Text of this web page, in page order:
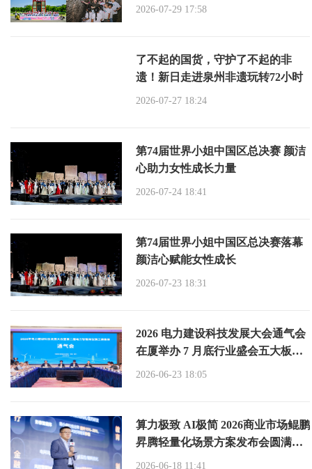
2026-07-29 17:58
了不起的国货，守护了不起的非
遗！新日走进泉州非遗玩转72小时
2026-07-27 18:24
第74届世界小姐中国区总决赛 颜洁
心助力女性成长力量
2026-07-24 18:41
第74届世界小姐中国区总决赛落幕
颜洁心赋能女性成长
2026-07-23 18:31
2026 电力建设科技发展大会通气会
在厦举办 7 月底行业盛会五大板块
2026-06-23 18:05
算力极致 AI极简 2026商业市场鲲鹏
昇腾轻量化场景方案发布会圆满举
2026-06-18 11:41